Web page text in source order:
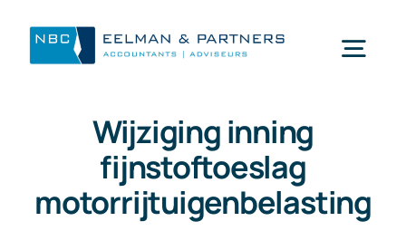
inhoud
Wat doen wij
Wie zijn wij
Wijziging inning
fijnstoftoeslag
motorrijtuigenbelasting